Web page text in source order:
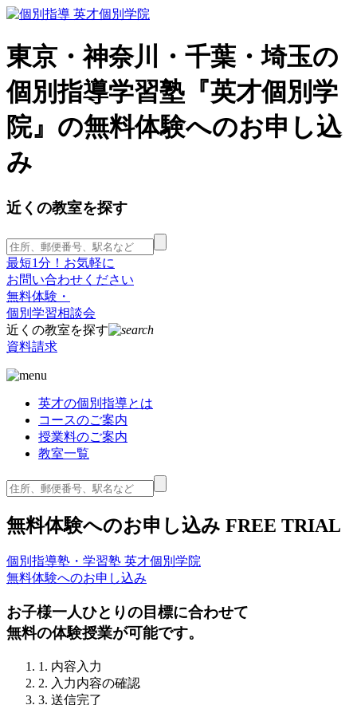
東京・神奈川・千葉・埼玉の
個別指導学習塾『英才個別学
院』の無料体験へのお申し込
み
近くの教室を探す
最短1分！お気軽に
お問い合わせください
無料体験・
個別学習相談会
近くの教室を探す
資料請求
英才の個別指導とは
コースのご案内
授業料のご案内
教室一覧
無料体験へのお申し込み FREE TRIAL
個別指導塾・学習塾 英才個別学院
無料体験へのお申し込み
お子様一人ひとりの目標に合わせて
無料の体験授業が可能です。
1. 内容入力
2. 入力内容の確認
3. 送信完了